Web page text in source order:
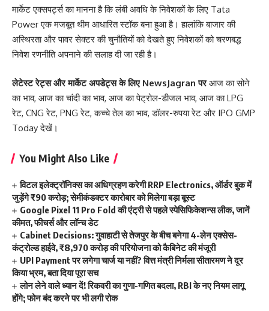
मार्केट एक्सपर्ट्स का मानना है कि लंबी अवधि के निवेशकों के लिए Tata
Power एक मजबूत थीम आधारित स्टॉक बना हुआ है। हालांकि बाजार की
अस्थिरता और पावर सेक्टर की चुनौतियों को देखते हुए निवेशकों को चरणबद्ध
निवेश रणनीति अपनाने की सलाह दी जा रही है।
लेटेस्ट रेट्स और मार्केट अपडेट्स के लिए NewsJagran पर आज का सोने
का भाव, आज का चांदी का भाव, आज का पेट्रोल-डीजल भाव, आज का LPG
रेट, CNG रेट, PNG रेट,कच्चे तेल का भाव,डॉलर-रुपया रेट और IPO GMP
Todayदेखें।
You Might Also Like
विटल इलेक्ट्रॉनिक्स का अधिग्रहण करेगी RRP Electronics, ऑर्डर बुक में
जुड़ेंगे ₹90 करोड़; सेमीकंडक्टर कारोबार को मिलेगा बड़ा बूस्ट
Google Pixel 11 Pro Fold की एंट्री से पहले स्पेसिफिकेशन्स लीक, जानें
कीमत, फीचर्स और लॉन्च डेट
Cabinet Decisions: गुवाहाटी से तेजपुर के बीच बनेगा 4-लेन एक्सेस-
कंट्रोल्ड हाईवे, ₹8,970 करोड़ की परियोजना को कैबिनेट की मंजूरी
UPI Payment पर लगेगा चार्ज या नहीं? वित्त मंत्री निर्मला सीतारमण ने दूर
किया भ्रम, बता दिया पूरा सच
लोन लेने वाले ध्यान दें! रिकवरी का गुणा-गणित बदला, RBI के नए नियम लागू
होंगे; फोन बंद करने पर भी लगी रोक